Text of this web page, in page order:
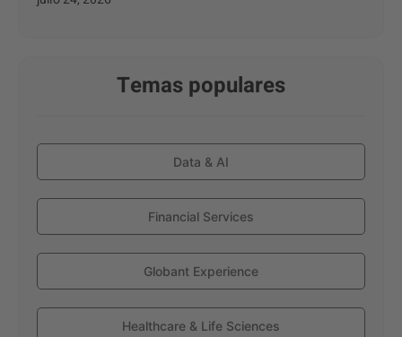
Temas populares
Data & AI
Financial Services
Globant Experience
Healthcare & Life Sciences